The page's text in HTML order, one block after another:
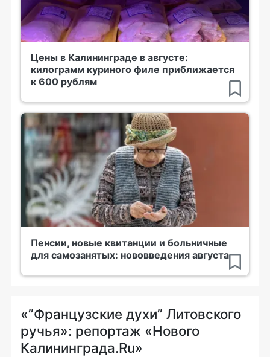
Цены в Калининграде в августе:
килограмм куриного филе приближается
к 600 рублям
Пенсии, новые квитанции и больничные
для самозанятых: нововведения августа
«”Французские духи” Литовского
ручья»: репортаж «Нового
Калининграда.Ru»